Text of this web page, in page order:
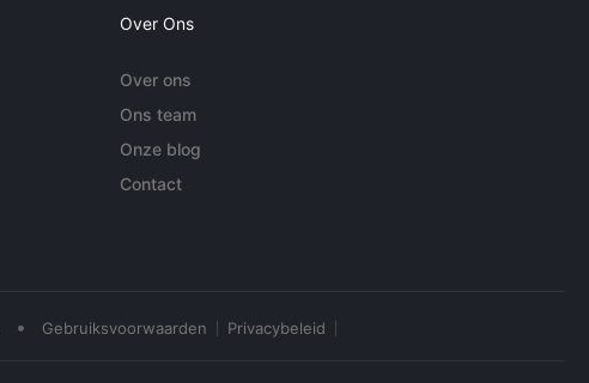
Over Ons
Over ons
Ons team
Onze blog
Contact
• Gebruiksvoorwaarden Privacybeleid